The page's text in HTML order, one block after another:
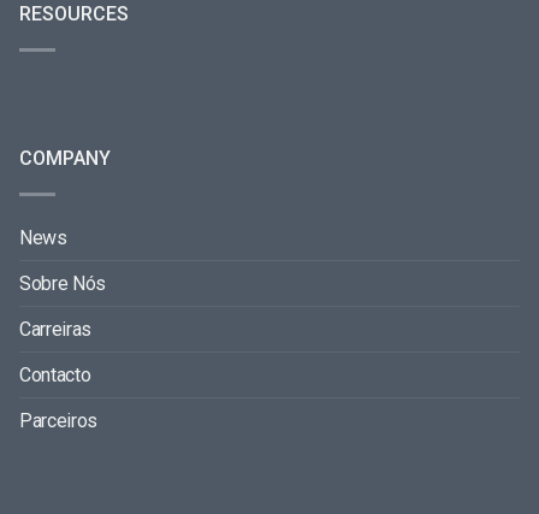
RESOURCES
COMPANY
News
Sobre Nós
Carreiras
Contacto
Parceiros